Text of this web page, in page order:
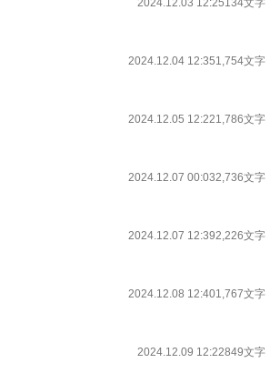
2024.12.03 12:25134文字
2024.12.04 12:351,754文字
2024.12.05 12:221,786文字
2024.12.07 00:032,736文字
2024.12.07 12:392,226文字
2024.12.08 12:401,767文字
2024.12.09 12:22849文字